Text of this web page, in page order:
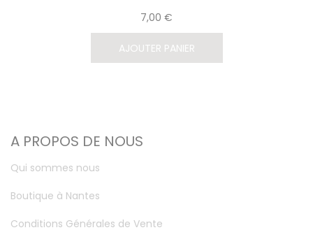
7,00 €
AJOUTER PANIER
A PROPOS DE NOUS
Qui sommes nous
Boutique à Nantes
Conditions Générales de Vente